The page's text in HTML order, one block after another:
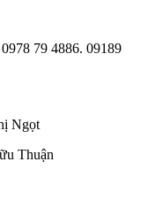
79 4886. 09189
Ngọt
Thuận